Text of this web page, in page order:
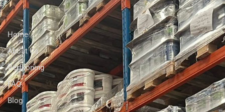
Home
About Us
Verfkoning
FAQ
Blog